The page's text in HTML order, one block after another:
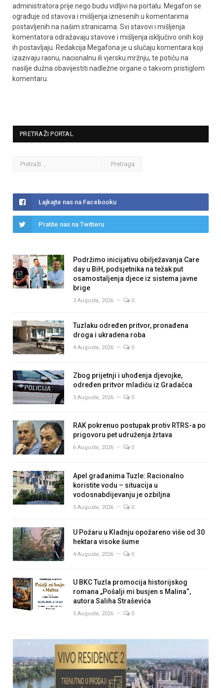
administratora prije nego budu vidljivi na portalu. Megafon se
ograđuje od stavova i mišljenja iznesenih u komentarima
postavljenih na našim stranicama. Svi stavovi i mišljenja
komentatora odražavaju stavove i mišljenja isključivo onih koji
ih postavljaju. Redakcija Megafona je u slučaju komentara koji
izazivaju rasnu, nacionalnu ili vjersku mržnju, te potiču na
nasilje dužna obavijestiti nadležne organe o takvom pristiglom
komentaru.
PRETRAŽI PORTAL
Lajkajte nas na Facebooku
Pratite nas na Twitteru
Podržimo inicijativu obilježavanja Care
day u BiH, podsjetnika na težak put
osamostaljenja djece iz sistema javne
brige
3 Augusta, 2026 0
Tuzlaku određen pritvor, pronađena
droga i ukradena roba
4 Augusta, 2026 0
Zbog prijetnji i uhođenja djevojke,
određen pritvor mladiću iz Gradačca
3 Augusta, 2026 0
RAK pokrenuo postupak protiv RTRS-a po
prigovoru pet udruženja žrtava
6 Augusta, 2026 0
Apel građanima Tuzle: Racionalno
koristite vodu – situacija u
vodosnabdijevanju je ozbiljna
5 Augusta, 2026 0
U Požaru u Kladnju opožareno više od 30
hektara visoke šume
4 Augusta, 2026 0
U BKC Tuzla promocija historijskog
romana „Pošalji mi busjen s Malina“,
autora Saliha Straševića
5 Augusta, 2026 0